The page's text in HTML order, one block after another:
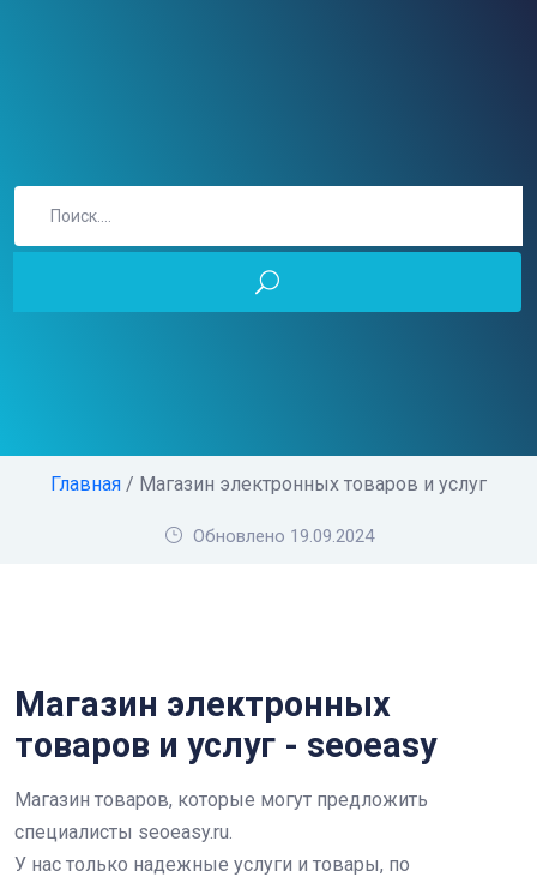
Главная / Магазин электронных товаров и услуг
Обновлено 19.09.2024
Магазин электронных
товаров и услуг - seoeasy
Магазин товаров, которые могут предложить
специалисты seoeasy.ru.
У нас только надежные услуги и товары, по